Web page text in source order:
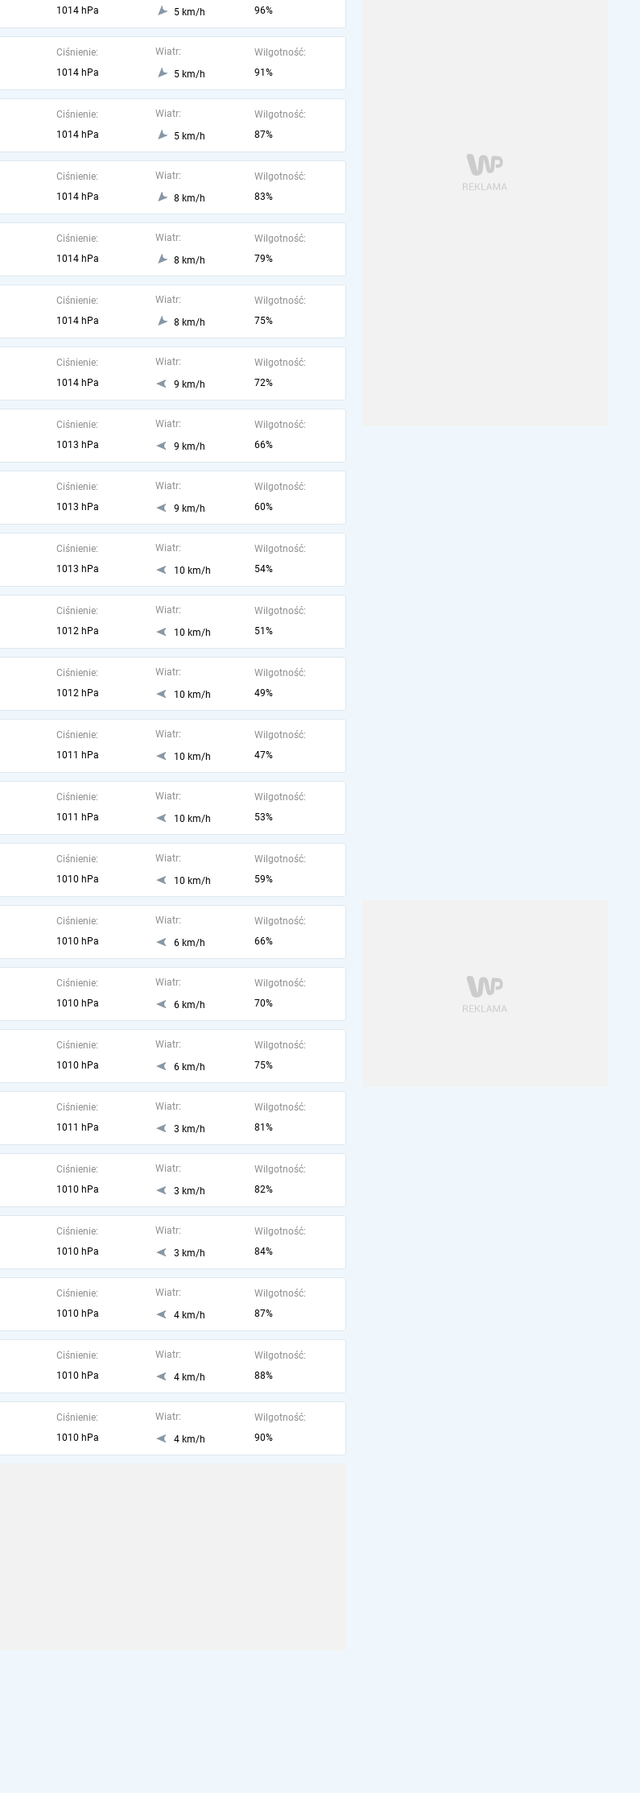
1014 hPa
5 km/h
96%
Ciśnienie:
1014 hPa
Wiatr:
5 km/h
Wilgotność:
91%
Ciśnienie:
1014 hPa
Wiatr:
5 km/h
Wilgotność:
87%
Ciśnienie:
1014 hPa
Wiatr:
8 km/h
Wilgotność:
83%
Ciśnienie:
1014 hPa
Wiatr:
8 km/h
Wilgotność:
79%
Ciśnienie:
1014 hPa
Wiatr:
8 km/h
Wilgotność:
75%
Ciśnienie:
1014 hPa
Wiatr:
9 km/h
Wilgotność:
72%
Ciśnienie:
1013 hPa
Wiatr:
9 km/h
Wilgotność:
66%
Ciśnienie:
1013 hPa
Wiatr:
9 km/h
Wilgotność:
60%
Ciśnienie:
1013 hPa
Wiatr:
10 km/h
Wilgotność:
54%
Ciśnienie:
1012 hPa
Wiatr:
10 km/h
Wilgotność:
51%
Ciśnienie:
1012 hPa
Wiatr:
10 km/h
Wilgotność:
49%
Ciśnienie:
1011 hPa
Wiatr:
10 km/h
Wilgotność:
47%
Ciśnienie:
1011 hPa
Wiatr:
10 km/h
Wilgotność:
53%
Ciśnienie:
1010 hPa
Wiatr:
10 km/h
Wilgotność:
59%
Ciśnienie:
1010 hPa
Wiatr:
6 km/h
Wilgotność:
66%
Ciśnienie:
1010 hPa
Wiatr:
6 km/h
Wilgotność:
70%
Ciśnienie:
1010 hPa
Wiatr:
6 km/h
Wilgotność:
75%
Ciśnienie:
1011 hPa
Wiatr:
3 km/h
Wilgotność:
81%
Ciśnienie:
1010 hPa
Wiatr:
3 km/h
Wilgotność:
82%
Ciśnienie:
1010 hPa
Wiatr:
3 km/h
Wilgotność:
84%
Ciśnienie:
1010 hPa
Wiatr:
4 km/h
Wilgotność:
87%
Ciśnienie:
1010 hPa
Wiatr:
4 km/h
Wilgotność:
88%
Ciśnienie:
1010 hPa
Wiatr:
4 km/h
Wilgotność:
90%